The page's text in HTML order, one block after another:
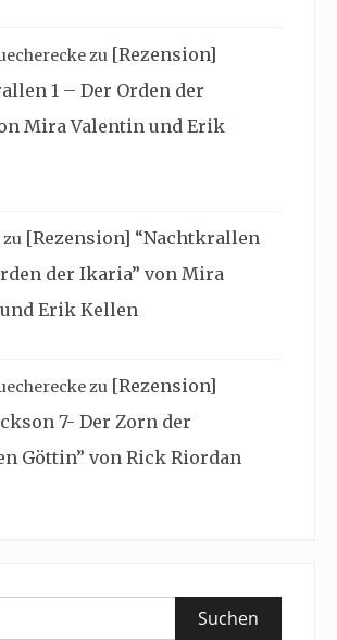
zu [Rezension]
1 – Der Orden der
Mira Valentin und Erik
zu [Rezension] “Nachtkrallen
der Ikaria” von Mira
Erik Kellen
zu [Rezension]
7- Der Zorn der
Göttin” von Rick Riordan